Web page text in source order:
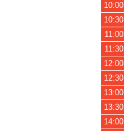
10:00
10:30
11:00
11:30
12:00
12:30
13:00
13:30
14:00